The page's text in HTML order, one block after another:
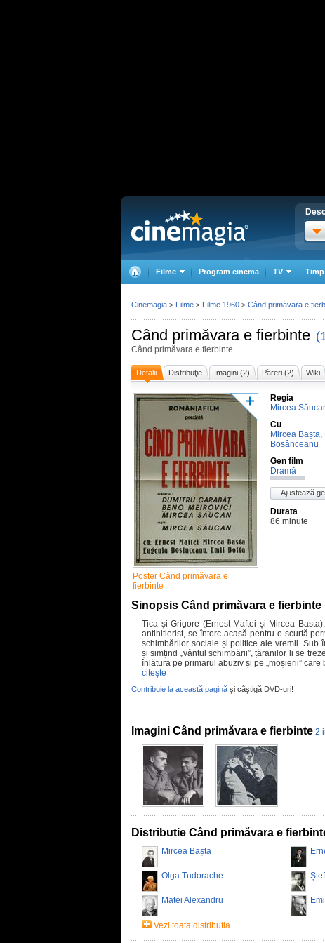
Filme Program cinema TV
Când primăvara e fierbinte
Când primăvara e fierbinte
Detalii Distribuţie Imagini (2) Păreri (2) Wiki
Poster Când primăvara e
fierbinte
Regia
Mircea
Cu
Mircea Bașta,
Bosânceanu
Gen film
Dramă
Ajustează
Durata
86 minute
Sinopsis Când primăvara e fierbinte
Tica și Grigore (Ernest Maftei și Mircea
antihitlerist, se întorc acasă pentru o scurtă
schimbărilor sociale și politice ale vremii. Sub
și simțind „vântul schimbării”, țăranilor li se
înlătura pe primarul abuziv și pe „moșierii”
citeşte
Contribuie la această pagină şi câştigă DVD-uri!
Imagini Când primăvara e fierbinte 2
Distributie Când primăvara e
Mircea Bașta
Olga Tudorache
Matei Alexandru
Vezi toata distributia
Cinemagia > Filme > Filme 1960 > Când primăvara e